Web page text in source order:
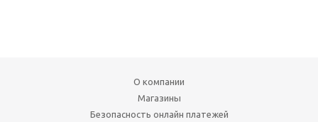
О компании
Магазины
Безопасность онлайн платежей